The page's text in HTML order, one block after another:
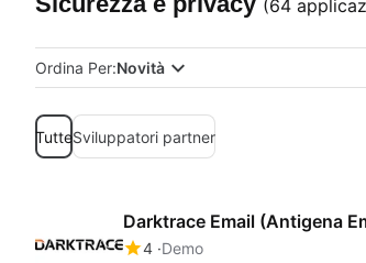
(64
Ordina Per:Novità
TutteSviluppatori partner
Darktrace Email (Antigena
4 Demo